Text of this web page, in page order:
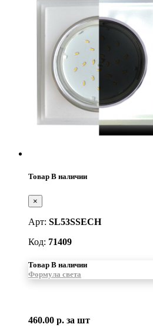
Товар В наличии
×
Арт: SL53SSECH
Код: 71409
Товар В наличии
Формула света
460.00 р. за шт